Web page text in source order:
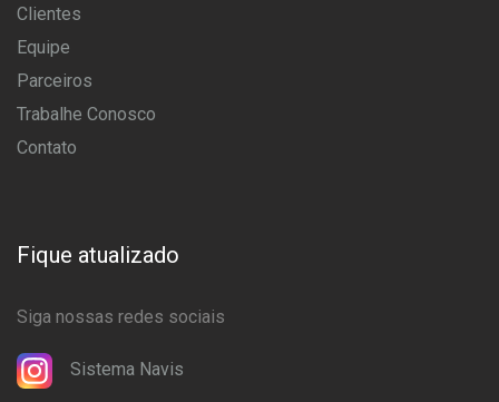
Clientes
Equipe
Parceiros
Trabalhe Conosco
Contato
Fique atualizado
Siga nossas redes sociais
Sistema Navis